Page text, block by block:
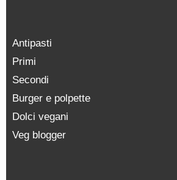
Antipasti
Primi
Secondi
Burger e polpette
Dolci vegani
Veg blogger